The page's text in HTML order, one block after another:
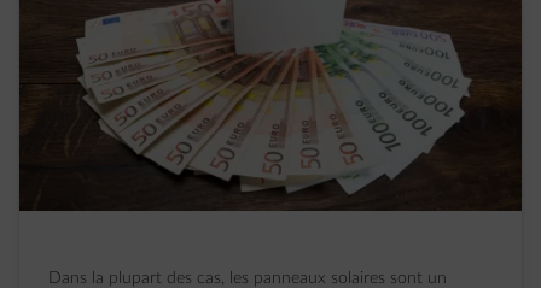
Dans la plupart des cas, les panneaux solaires sont un